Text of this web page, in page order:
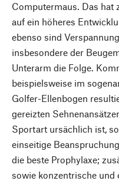
Computermaus. Das hat
auf ein höheres
ebenso sind
insbesondere der
Unterarm die Folge.
beispielsweise im
Golfer-Ellenbogen
gereizten
Sportart ursächlich ist,
einseitige
die beste Prophylaxe;
sowie konzentrische und